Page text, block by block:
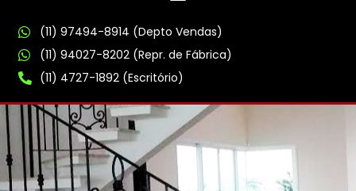
(11) 97494-8914 (Depto Vendas)
(11) 94027-8202 (Repr. de Fábrica)
(11) 4727-1892 (Escritório)